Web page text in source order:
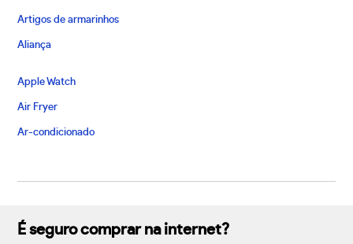
Artigos de armarinhos
Aliança
Apple Watch
Air Fryer
Ar-condicionado
É seguro comprar na internet?